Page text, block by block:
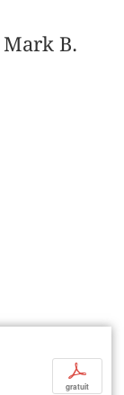
B.
p
gratuit